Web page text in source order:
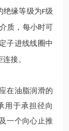
绝缘等级为F级
质，每小时可
子进线线圈中
接。
在油脂润滑的
用于承担径向
一个向心止推